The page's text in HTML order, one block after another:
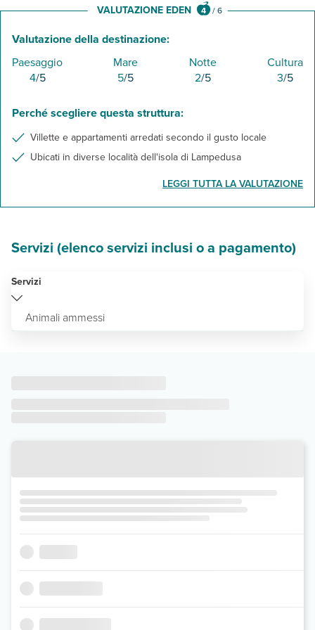
VALUTAZIONE EDEN 4 /6
Valutazione della destinazione:
Paesaggio
4/5
Mare
5/5
Notte
2/5
Cultura
3/5
Perché scegliere questa struttura:
Villette e appartamenti arredati secondo il gusto locale
Ubicati in diverse località dell'isola di Lampedusa
LEGGI TUTTA LA VALUTAZIONE
Servizi (elenco servizi inclusi o a pagamento)
Servizi
Animali ammessi